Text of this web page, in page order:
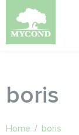
boris
Home / boris